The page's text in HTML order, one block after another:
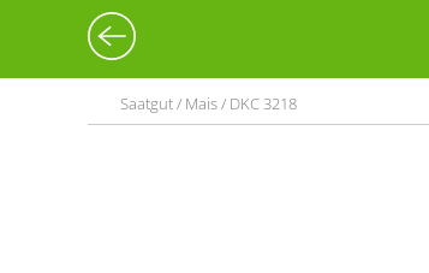
Saatgut / Mais / DKC 3218